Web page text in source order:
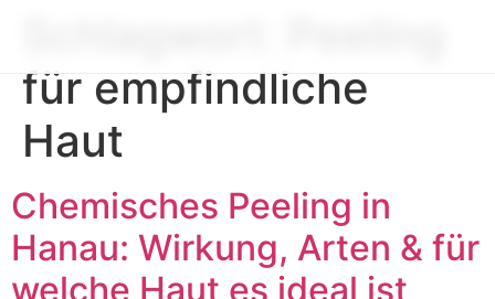
für empfindliche
Haut
Chemisches Peeling in
Hanau: Wirkung, Arten & für
welche Haut es ideal ist